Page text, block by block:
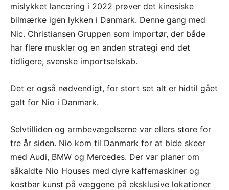
mislykket lancering i 2022 prøver det kinesiske
bilmærke igen lykken i Danmark. Denne gang med
Nic. Christiansen Gruppen som importør, der både
har flere muskler og en anden strategi end det
tidligere, svenske importselskab.
Det er også nødvendigt, for stort set alt er hidtil gået
galt for Nio i Danmark.
Selvtilliden og armbevægelserne var ellers store for
tre år siden. Nio kom til Danmark for at bide skeer
med Audi, BMW og Mercedes. Der var planer om
såkaldte Nio Houses med dyre kaffemaskiner og
kostbar kunst på væggene på eksklusive lokationer